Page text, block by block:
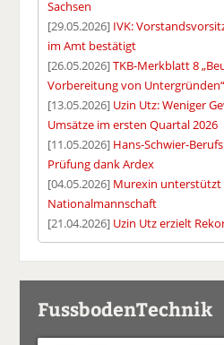
Sachsen
[29.05.2026] IVK:
im Amt bestätigt
[26.05.2026]TKB-Merkblatt 8
Vorbereitung von
[13.05.2026] Uzin Utz: Weniger
Umsätze im ersten Quartal 2026
[11.05.2026] Hans-Schwier-
Prüfung dank Ardex
[04.05.2026] Murexin unterstützt
Nationalmannschaft
[21.04.2026] Uzin Utz erzielt
FussbodenTechnik